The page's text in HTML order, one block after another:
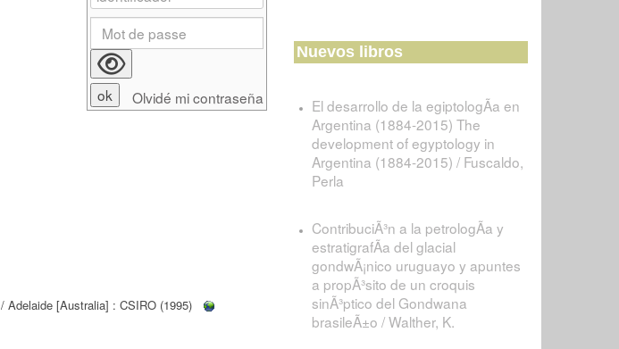
/ Adelaide [Australia] : CSIRO (1995)
Olvidé mi contraseña
Nuevos libros
El desarrollo de la egiptologÃ­a en
Argentina (1884-2015) The
development of egyptology in
Argentina (1884-2015) / Fuscaldo,
Perla
ContribuciÃ³n a la petrologÃ­a y
estratigrafÃ­a del glacial
gondwÃ¡nico uruguayo y apuntes
a propÃ³sito de un croquis
sinÃ³ptico del Gondwana
brasileÃ±o / Walther, K.